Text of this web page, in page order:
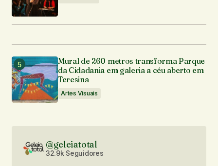
Mural de 260 metros transforma Parque
da Cidadania em galeria a céu aberto em
Teresina
Artes Visuais
@geleiatotal
32.9k Seguidores